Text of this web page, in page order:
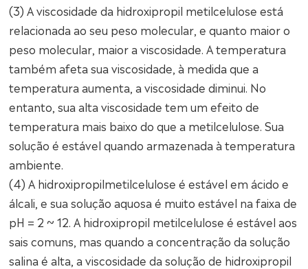
(3) A viscosidade da hidroxipropil metilcelulose está
relacionada ao seu peso molecular, e quanto maior o
peso molecular, maior a viscosidade. A temperatura
também afeta sua viscosidade, à medida que a
temperatura aumenta, a viscosidade diminui. No
entanto, sua alta viscosidade tem um efeito de
temperatura mais baixo do que a metilcelulose. Sua
solução é estável quando armazenada à temperatura
ambiente.
(4) A hidroxipropilmetilcelulose é estável em ácido e
álcali, e sua solução aquosa é muito estável na faixa de
pH = 2 ~ 12. A hidroxipropil metilcelulose é estável aos
sais comuns, mas quando a concentração da solução
salina é alta, a viscosidade da solução de hidroxipropil